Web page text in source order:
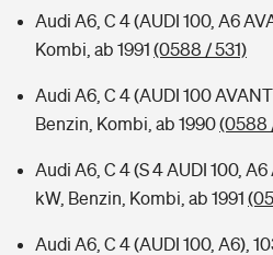
Audi A6, C 4 (AUDI 100, A6
Kombi, ab 1991 (0588 / 531)
Audi A6, C 4 (AUDI 100
Benzin, Kombi, ab 1990(0588
Audi A6, C 4 (S 4 AUDI 100,
kW, Benzin, Kombi, ab 1991
Audi A6, C 4 (AUDI 100, A6),